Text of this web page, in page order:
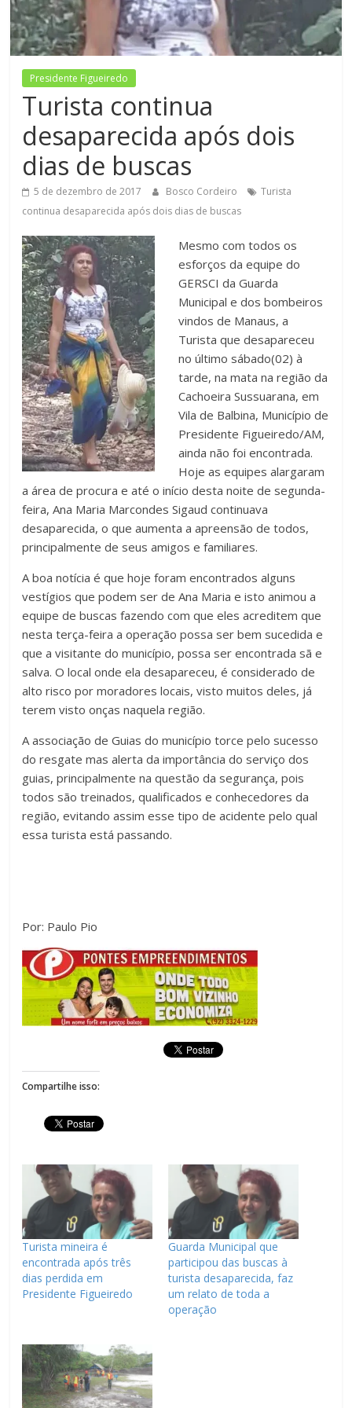
Figueiredo
Presidente Figueiredo
Turista continua
desaparecida após dois
dias de buscas
5 de dezembro de 2017 Bosco Cordeiro
Turista
continua desaparecida após dois dias de buscas
Mesmo com todos os
esforços da equipe do
GERSCI da Guarda
Municipal e dos bombeiros
vindos de Manaus, a
Turista que desapareceu
no último sábado(02) à
tarde, na mata na região da
Cachoeira Sussuarana, em
Vila de Balbina, Município de
Presidente Figueiredo/AM,
ainda não foi encontrada.
Hoje as equipes alargaram
a área de procura e até o início desta noite de segunda-
feira, Ana Maria Marcondes Sigaud continuava
desaparecida, o que aumenta a apreensão de todos,
principalmente de seus amigos e familiares.
A boa notícia é que hoje foram encontrados alguns
vestígios que podem ser de Ana Maria e isto animou a
equipe de buscas fazendo com que eles acreditem que
nesta terça-feira a operação possa ser bem sucedida e
que a visitante do município, possa ser encontrada sã e
salva. O local onde ela desapareceu, é considerado de
alto risco por moradores locais, visto muitos deles, já
terem visto onças naquela região.
A associação de Guias do município torce pelo sucesso
do resgate mas alerta da importância do serviço dos
guias, principalmente na questão da segurança, pois
todos são treinados, qualificados e conhecedores da
região, evitando assim esse tipo de acidente pelo qual
essa turista está passando.
Por: Paulo Pio
Compartilhe isso:
Turista mineira é
encontrada após três
dias perdida em
Presidente Figueiredo
Guarda Municipal que
participou das buscas à
turista desaparecida, faz
um relato de toda a
operação